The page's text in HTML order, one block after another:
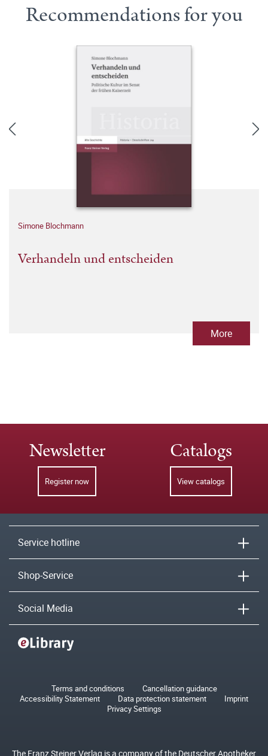
Recommendations for you
Simone Blochmann
Verhandeln und entscheiden
More
Newsletter
Register now
Catalogs
View catalogs
Service hotline
Shop-Service
Social Media
Terms and conditions
Cancellation guidance
Accessibility Statement
Data protection statement
Imprint
Privacy Settings
The Franz Steiner Verlag is a company of the Deutscher Apotheker